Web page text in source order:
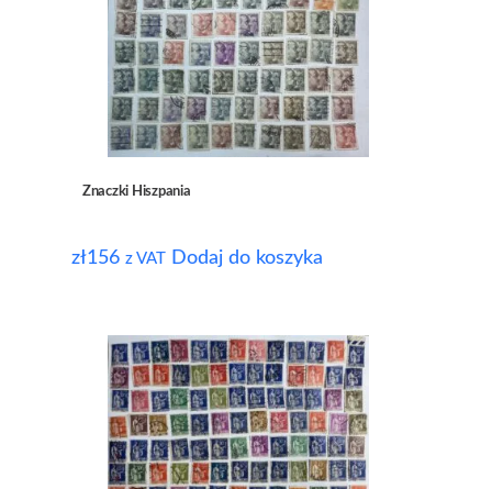
Znaczki Hiszpania
zł156 z VAT Dodaj do koszyka